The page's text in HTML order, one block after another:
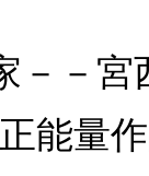
－宮
能量